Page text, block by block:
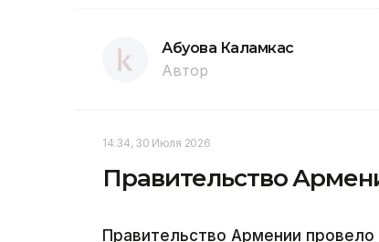
Абуова Каламкас
Автор
14:34, 30 Июля 2026
Правительство
Правительство Армении